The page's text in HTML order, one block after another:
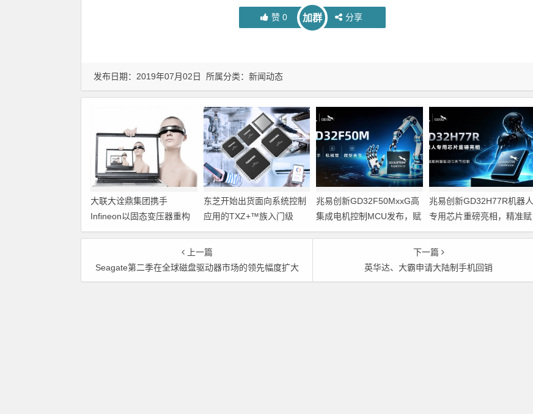
赞0 加群 分享
发布日期：2019年07月02日 所属分类： 新闻动态
大联大诠鼎集团携手
Infineon以固态变压器重构
配电效率新标杆
东芝开始出货面向系统控制
应用的TXZ+™族入门级
M4V组（搭载Arm
Cortex‑M4内核的标准微控
制器）工程样品
兆易创新GD32F50MxxG高
集成电机控制MCU发布，赋
能人形机器人关节驱动革新
兆易创新GD32H77R机器人
专用芯片重磅亮相，精准赋
能伺服驱动与关节控制
上一篇
Seagate第二季在全球磁盘驱动器市场的领先幅度扩大
下一篇
英华达、大霸申请大陆制手机回销